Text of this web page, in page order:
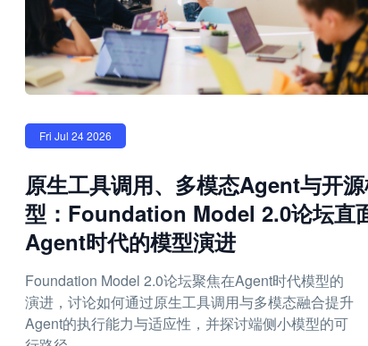
Fri Jul 24 2026
原生工具调用、多模态Agent与开
型：Foundation Model 2.0论坛直
Agent时代的模型演进
Foundation Model 2.0论坛聚焦在Agent时代模型的
演进，讨论如何通过原生工具调用与多模态融合提升
Agent的执行能力与适应性，并探讨端侧小模型的可